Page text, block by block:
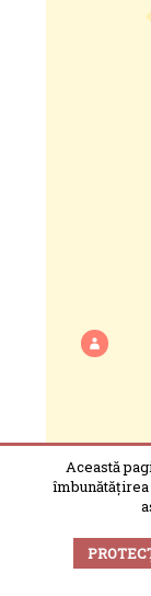
Această